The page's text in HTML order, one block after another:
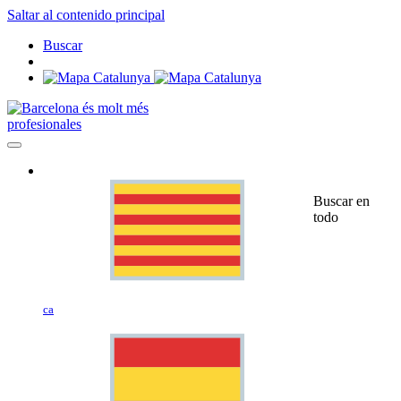
Saltar al contenido principal
Buscar
profesionales
ca
Buscar en
todo